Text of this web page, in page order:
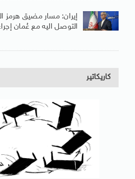
إيران: مسار مضيق هرمز
التوصل اليه مع عُمان
كاريكاتير